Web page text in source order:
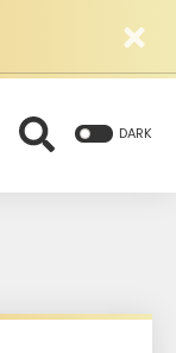
DARK